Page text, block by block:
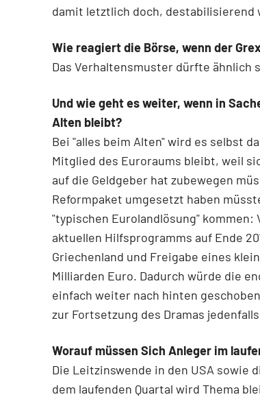
damit letztlich doch, destabilisierend
Wie reagiert die Börse, wenn der
Das Verhaltensmuster dürfte ähnlich
Und wie geht es weiter, wenn in
Alten bleibt?
Bei "alles beim Alten" wird es selbst
Mitglied des Euroraums bleibt, weil
auf die Geldgeber hat zubewegen
Reformpaket umgesetzt haben
"typischen Eurolandlösung"
aktuellen Hilfsprogramms auf Ende
Griechenland und Freigabe eines
Milliarden Euro. Dadurch würde die
einfach weiter nach hinten
zur Fortsetzung des Dramas
Worauf müssen Sich Anleger im
Die Leitzinswende in den USA sowie
dem laufenden Quartal wird Thema